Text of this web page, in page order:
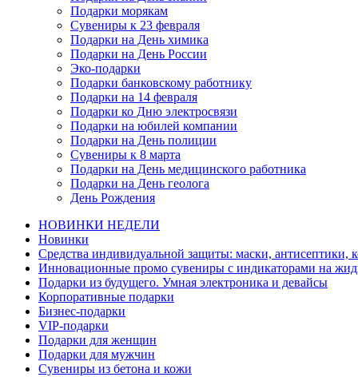
Подарки морякам
Сувениры к 23 февраля
Подарки на День химика
Подарки на День России
Эко-подарки
Подарки банковскому работнику
Подарки на 14 февраля
Подарки ко Дню электросвязи
Подарки на юбилей компании
Подарки на День полиции
Сувениры к 8 марта
Подарки на День медицинского работника
Подарки на День геолога
День Рождения
НОВИНКИ НЕДЕЛИ
Новинки
Средства индивидуальной защиты: маски, антисептики,
Инновационные промо сувениры с индикаторами на
Подарки из будущего. Умная электроника и девайсы
Корпоративные подарки
Бизнес-подарки
VIP-подарки
Подарки для женщин
Подарки для мужчин
Сувениры из бетона и кожи